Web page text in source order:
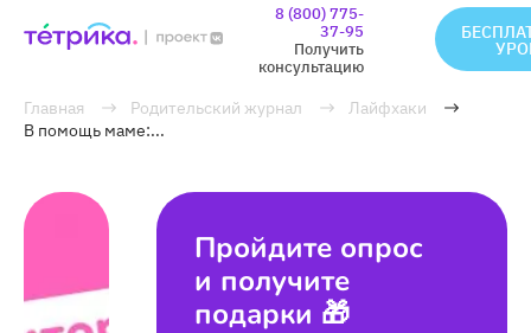
8 (800) 775-
37-95
Получить
консультацию
Главная Родительский журнал
Лайфхаки
В помощь маме:...
Пройдите опрос
и получите
подарки 🎁